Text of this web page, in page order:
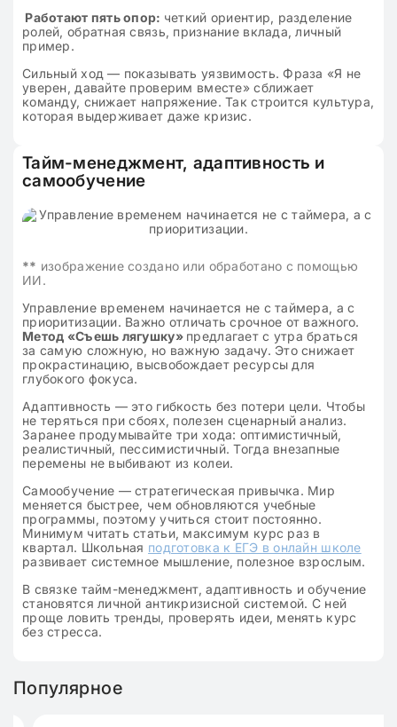
Работают пять опор: четкий ориентир, разделение
ролей, обратная связь, признание вклада, личный
пример.
Сильный ход — показывать уязвимость. Фраза «Я не
уверен, давайте проверим вместе» сближает
команду, снижает напряжение. Так строится культура,
которая выдерживает даже кризис.
Тайм-менеджмент, адаптивность и
самообучение
** изображение создано или обработано с помощью
ИИ.
Управление временем начинается не с таймера, а с
приоритизации. Важно отличать срочное от важного.
Метод «Съешь лягушку» предлагает с утра браться
за самую сложную, но важную задачу. Это снижает
прокрастинацию, высвобождает ресурсы для
глубокого фокуса.
Адаптивность — это гибкость без потери цели. Чтобы
не теряться при сбоях, полезен сценарный анализ.
Заранее продумывайте три хода: оптимистичный,
реалистичный, пессимистичный. Тогда внезапные
перемены не выбивают из колеи.
Самообучение — стратегическая привычка. Мир
меняется быстрее, чем обновляются учебные
программы, поэтому учиться стоит постоянно.
Минимум читать статьи, максимум курс раз в
квартал. Школьная подготовка к ЕГЭ в онлайн школе
развивает системное мышление, полезное взрослым.
В связке тайм-менеджмент, адаптивность и обучение
становятся личной антикризисной системой. С ней
проще ловить тренды, проверять идеи, менять курс
без стресса.
Популярное